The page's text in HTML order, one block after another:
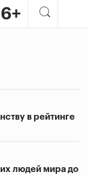
в рейтинге
людей мира до